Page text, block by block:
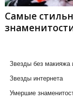
Самые
Звезды без
Звезды интернета
Умершие